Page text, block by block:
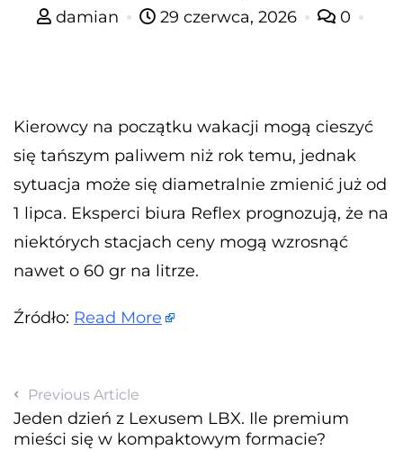
damian 29 czerwca, 2026 0
Kierowcy na początku wakacji mogą cieszyć
się tańszym paliwem niż rok temu, jednak
sytuacja może się diametralnie zmienić już od
1 lipca. Eksperci biura Reflex prognozują, że na
niektórych stacjach ceny mogą wzrosnąć
nawet o 60 gr na litrze.
Źródło: Read More
Previous Article
Jeden dzień z Lexusem LBX. Ile premium
mieści się w kompaktowym formacie?